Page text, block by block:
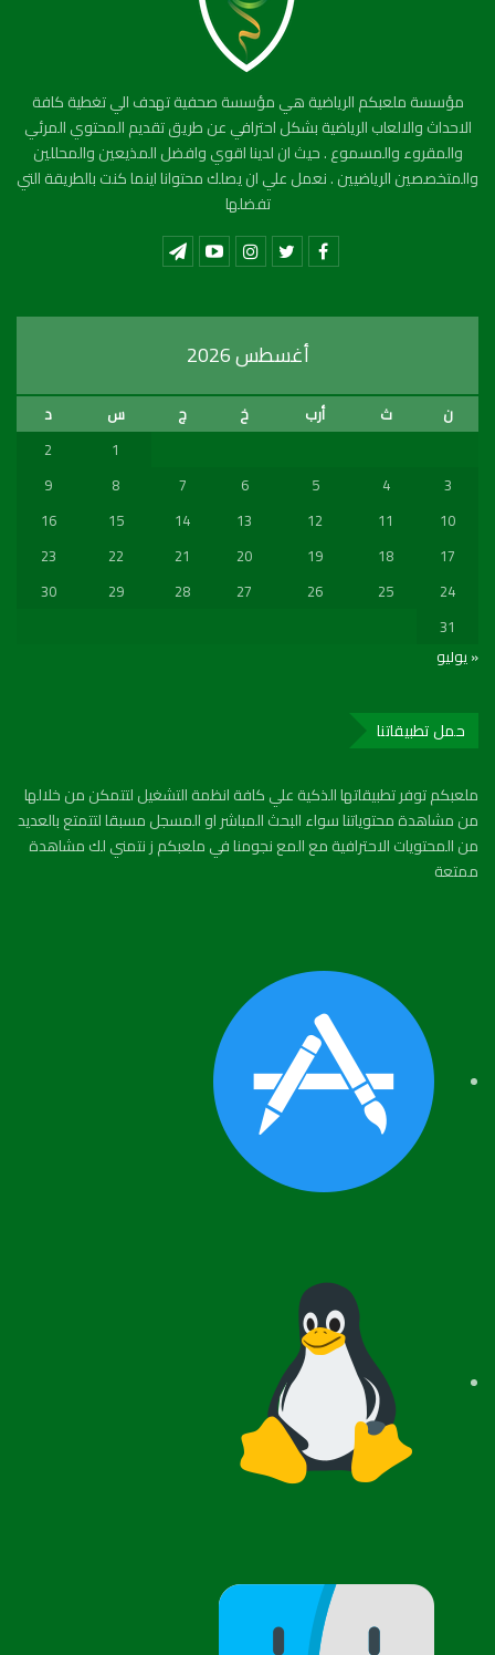
مؤسسة ملعبكم الرياضية هي مؤسسة صحفية تهدف الي تغطية كافة
الاحداث والالعاب الرياضية بشكل احترافي عن طريق تقديم المحتوي المرئي
والمقروء والمسموع . حيث ان لدينا اقوي وافضل المذيعين والمحللين
والمتخصصين الرياضيين . نعمل علي ان يصلك محتوانا اينما كنت بالطريقة التي
تفضلها
أغسطس 2026
ن ث أرب خ ج س
د
1
2
3
4
5
6
7
8
9
10
11
12
13
14
15
16
17
18
19
20
21
22
23
24
25
26
27
28
29
30
31
« يوليو
حمل تطبيقاتنا
ملعبكم توفر تطبيقاتها الذكية علي كافة انظمة التشغيل لتتمكن من خلالها
من مشاهدة محتوياتنا سواء البحث المباشر او المسجل مسبقا لتتمتع بالعديد
من المحتويات الاحترافية مع المع نجومنا في ملعبكم ز نتمني لك مشاهدة
ممتعة